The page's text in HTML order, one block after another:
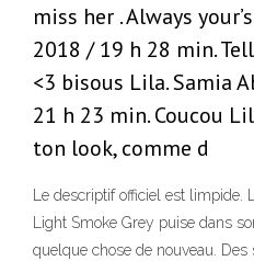
miss her . Always
2018 / 19 h 28 min.
<3 bisous Lila. Samia
21 h 23 min. Coucou
ton look, comme d
Le descriptif officiel est limpide.
Light Smoke Grey puise dans
quelque chose de nouveau.